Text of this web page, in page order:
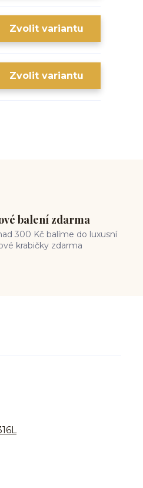
Zvolit variantu
Zvolit variantu
balení zdarma
300 Kč balíme do luxusní
krabičky zdarma